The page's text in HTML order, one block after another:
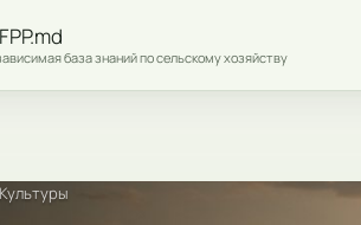
база знаний по сельскому хозяйству
Культуры